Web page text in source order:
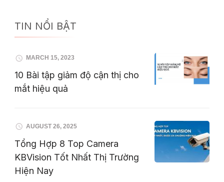
TIN NỔI BẬT
MARCH 15, 2023
10 Bài tập giảm độ cận thị cho
mắt hiệu quả
AUGUST 26, 2025
Tổng Hợp 8 Top Camera
KBVision Tốt Nhất Thị Trường
Hiện Nay